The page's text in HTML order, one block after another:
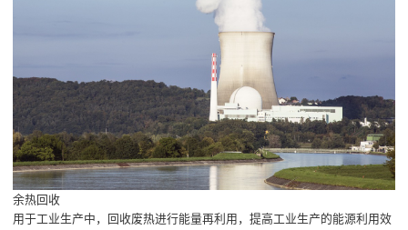
余热回收
用于工业生产中，回收废热进行能量再利用，提高工业生产的能源利用效